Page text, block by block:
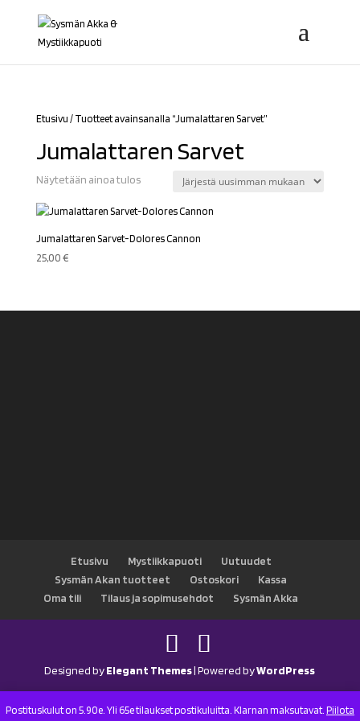
Postituskulut on 5.90e. Yli 65e tilaukset postikuluitta. Klarnan maksutavat. Piilota
Etusivu / Tuotteet avainsanalla “Jumalattaren Sarvet”
Jumalattaren Sarvet
Näytetään ainoa tulos
Jumalattaren Sarvet-Dolores Cannon
25,00€
Etusivu Mystiikkapuoti
Uutuudet
Sysmän Akan tuotteet
Ostoskori
Kassa
Oma tili
Tilaus ja sopimusehdot Sysmän Akka
Designed byElegant Themes| Powered byWordPress